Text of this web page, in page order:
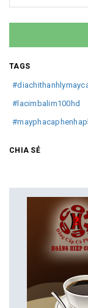
TAGS
#lacimbalim100hd
CHIA SẺ